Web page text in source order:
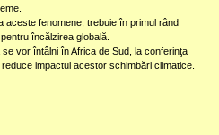
aceste fenomene, trebuie în primul rând
încălzirea globală.
vor întâlni în Africa de Sud, la conferinţa
impactul acestor schimbări climatice.